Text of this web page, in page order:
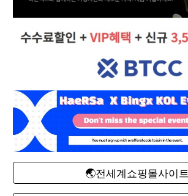
🌏전세계쇼핑몰사이트